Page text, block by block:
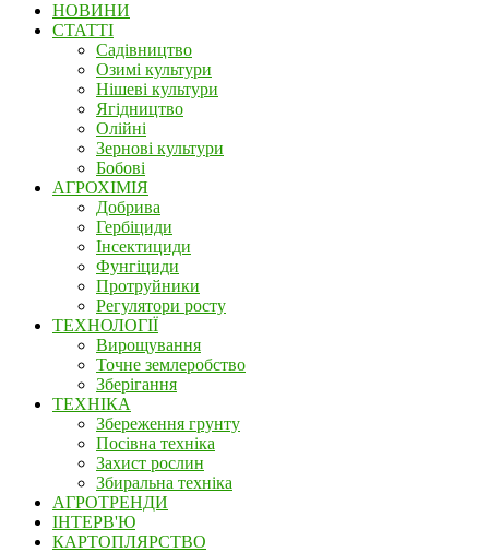
НОВИНИ
СТАТТІ
Садівництво
Озимі культури
Нішеві культури
Ягідництво
Олійні
Зернові культури
Бобові
АГРОХІМІЯ
Добрива
Гербіциди
Інсектициди
Фунгіциди
Протруйники
Регулятори росту
ТЕХНОЛОГІЇ
Вирощування
Точне землеробство
Зберігання
ТЕХНІКА
Збереження грунту
Посівна техніка
Захист рослин
Збиральна техніка
АГРОТРЕНДИ
ІНТЕРВ'Ю
КАРТОПЛЯРСТВО